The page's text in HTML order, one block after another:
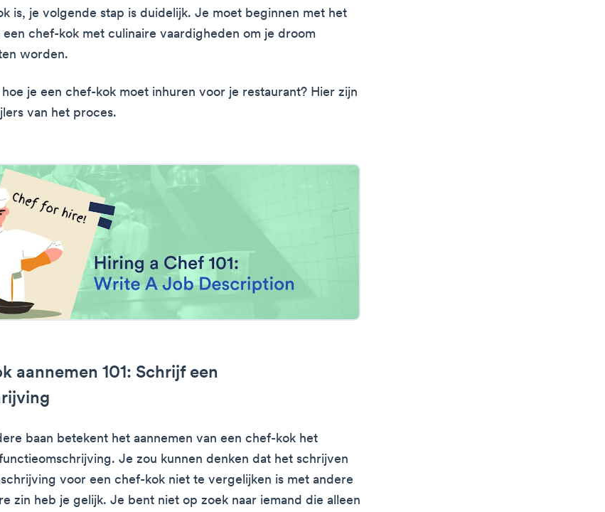
is, je volgende stap is duidelijk. Je moet beginnen met het
chef-kok met culinaire vaardigheden om je droom
worden.
je een chef-kok moet inhuren voor je restaurant? Hier zijn
van het proces.
aannemen 101: Schrijf een
baan betekent het aannemen van een chef-kok het
Je zou kunnen denken dat het schrijven
voor een chef-kok niet te vergelijken is met andere
zin heb je gelijk. Je bent niet op zoek naar iemand die alleen